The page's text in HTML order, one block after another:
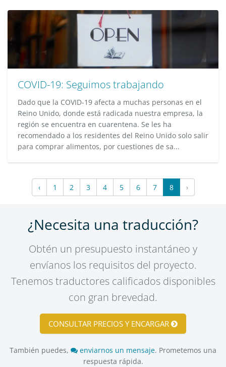
COVID-19: Seguimos trabajando
Dado que la COVID-19 afecta a muchas personas en el
Reino Unido, donde está radicada nuestra empresa, la
región se encuentra en cuarentena. Se les ha
recomendado a los residentes del Reino Unido solo salir
para comprar alimentos, por cuestiones de sa...
‹ 1 2 3 4 5 6 7 8 ›
¿Necesita una traducción?
Obtén un presupuesto instantáneo y
envíanos los requisitos del proyecto.
Tenemos traductores calificados disponibles
con gran brevedad.
CONSULTAR PRECIOS Y ENCARGAR
También puedes, enviarnos un mensaje. Prometemos una
respuesta rápida.